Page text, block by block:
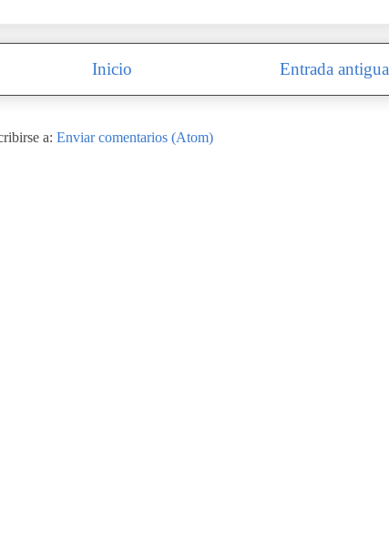
Entrada antigua
Inicio
a: Enviar comentarios (Atom)